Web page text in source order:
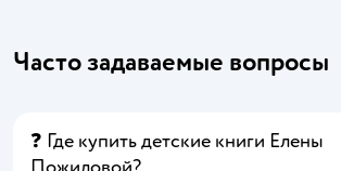
Часто задаваемые вопросы
❓ Где купить детские книги Елены